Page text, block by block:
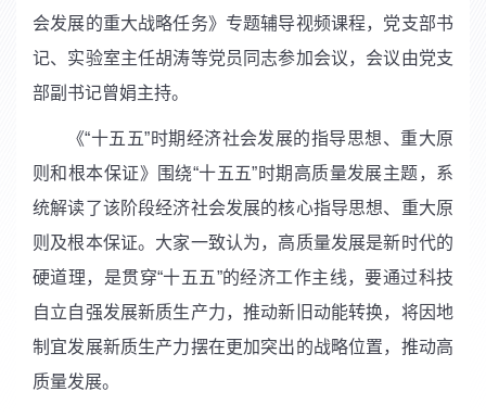
会发展的重大战略任务》专题辅导视频课程，党支部书
记、实验室主任胡涛等党员同志参加会议，会议由党支
部副书记曾娟主持。
《“十五五”时期经济社会发展的指导思想、重大原
则和根本保证》围绕“十五五”时期高质量发展主题，系
统解读了该阶段经济社会发展的核心指导思想、重大原
则及根本保证。大家一致认为，高质量发展是新时代的
硬道理，是贯穿“十五五”的经济工作主线，要通过科技
自立自强发展新质生产力，推动新旧动能转换，将因地
制宜发展新质生产力摆在更加突出的战略位置，推动高
质量发展。